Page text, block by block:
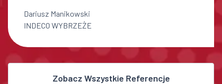
Dariusz Manikowski
INDECO WYBRZEŻE
Zobacz Wszystkie Referencje